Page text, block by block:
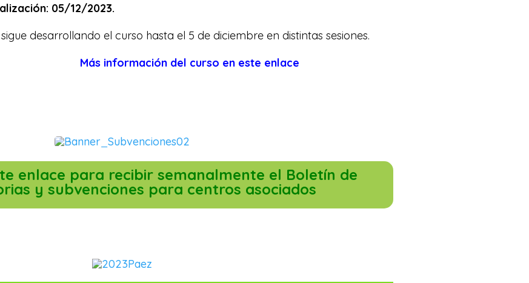
05/12/2023.
sigue desarrollando el curso hasta el 5 de diciembre en distintas sesiones.
Más información del curso en este enlace
enlace para recibir semanalmente el Boletín de
y subvenciones para centros asociados